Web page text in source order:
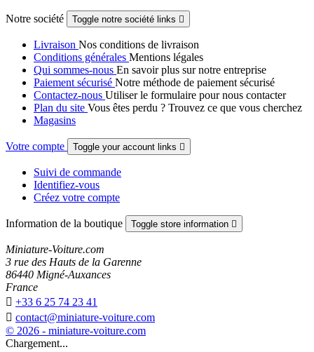
Notre société Toggle notre société links 
Livraison Nos conditions de livraison
Conditions générales Mentions légales
Qui sommes-nous En savoir plus sur notre entreprise
Paiement sécurisé Notre méthode de paiement sécurisé
Contactez-nous Utiliser le formulaire pour nous contacter
Plan du site Vous êtes perdu ? Trouvez ce que vous cherchez
Magasins
Votre compte Toggle your account links 
Suivi de commande
Identifiez-vous
Créez votre compte
Information de la boutique Toggle store information 
Miniature-Voiture.com
3 rue des Hauts de la Garenne
86440 Migné-Auxances
France
 +33 6 25 74 23 41
 contact@miniature-voiture.com
© 2026 - miniature-voiture.com
Chargement...